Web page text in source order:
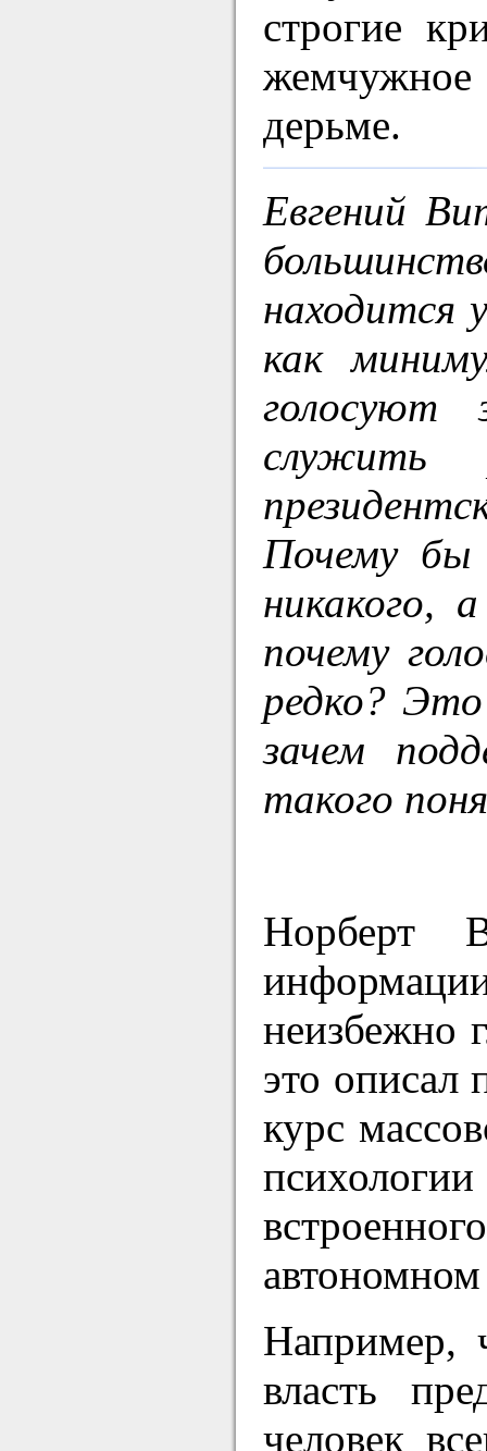
строгие
дерьме.
Евгений
находится
как
голосуют
служить
Почему бы
никакого,
почему
редко?
зачем
такого
Норберт
неизбежно
это описал
курс
Например,
власть
человек